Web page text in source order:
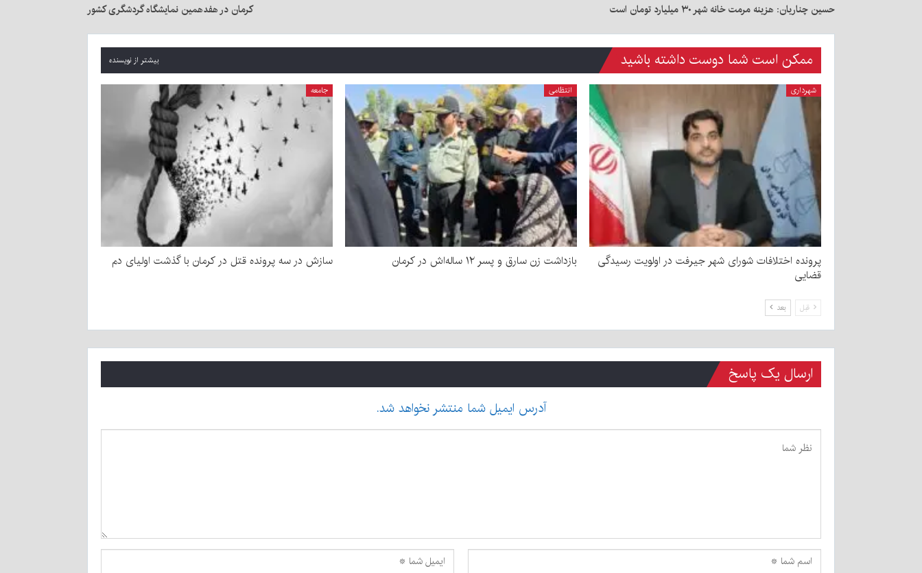
حسین چناریان: هزینه مرمت خانه شهر ۳۰ میلیارد تومان است کرمان در هفدهمین نمایشگاه گردشگری کشور
ممکن است شما دوست داشته باشید بیشتر از نویسنده
شهرداری
پرونده اختلافات شورای شهر جیرفت در اولویت رسیدگی
قضایی
انتظامی
بازداشت زن سارق و پسر ۱۲ ساله‌اش در کرمان
جامعه
سازش در سه پرونده قتل در کرمان با گذشت اولیای دم
قبل بعد
ارسال یک پاسخ
آدرس ایمیل شما منتشر نخواهد شد.